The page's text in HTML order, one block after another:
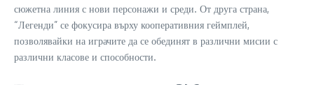
сюжетна линия с нови персонажи и среди. От друга страна,
“Легенди” се фокусира върху кооперативния геймплей,
позволявайки на играчите да се обединят в различни мисии с
различни класове и способности.